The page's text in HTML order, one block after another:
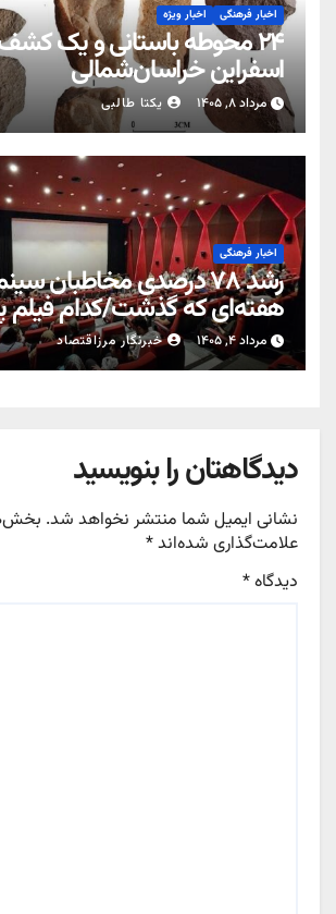
اخبار فرهنگی اخبار ویژه
۲۴ محوطه باستانی و یک
اسفراین خراسان‌شمالی
مرداد ۸, ۱۴۰۵ یکتا طالبی
اخبار فرهنگی
رشد ۷۸ درصدی مخاطبان
هفته‌ای که گذشت/کدام فیلم
شد؟
مرداد ۴, ۱۴۰۵ خبرنگار مرزاقتصاد
دیدگاهتان را بنویسید
نشانی ایمیل شما منتشر نخواهد شد.
علامت‌گذاری شده‌اند*
دیدگاه*